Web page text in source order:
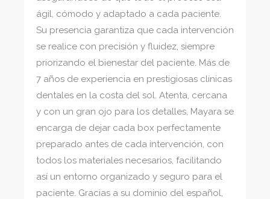
ágil, cómodo y adaptado a cada paciente.
Su presencia garantiza que cada intervención
se realice con precisión y fluidez, siempre
priorizando el bienestar del paciente. Más de
7 años de experiencia en prestigiosas clínicas
dentales en la costa del sol. Atenta, cercana
y con un gran ojo para los detalles, Mayara se
encarga de dejar cada box perfectamente
preparado antes de cada intervención, con
todos los materiales necesarios, facilitando
así un entorno organizado y seguro para el
paciente. Gracias a su dominio del español,